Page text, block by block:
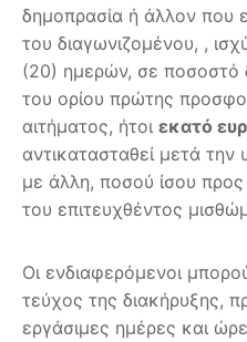
δημοπρασία ή άλλον που
του διαγωνιζομένου, ,
(20) ημερών, σε ποσοστό
του ορίου πρώτης
αιτήματος, ήτοι εκατό
αντικατασταθεί μετά
με άλλη, ποσού ίσου
του επιτευχθέντος
Οι ενδιαφερόμενοι
τεύχος της διακήρυξης,
εργάσιμες ημέρες και